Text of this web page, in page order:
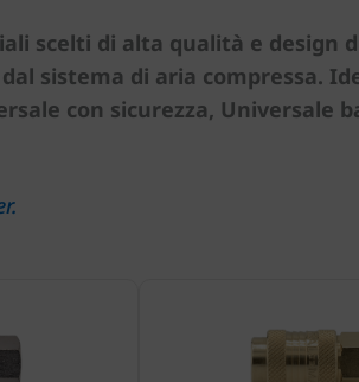
scelti di alta qualità e design
sistema di aria compressa.
con sicurezza, Universale